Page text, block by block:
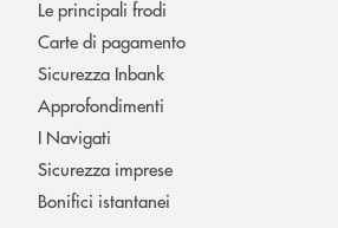
Le principali frodi
Carte di pagamento
Sicurezza Inbank
Approfondimenti
I Navigati
Sicurezza imprese
Bonifici istantanei